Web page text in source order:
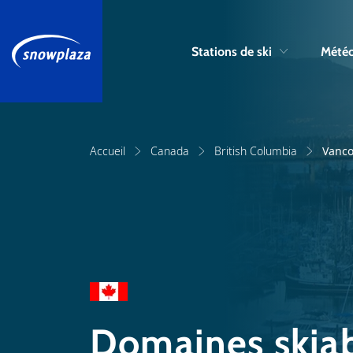
Stations de ski
Accueil Canada British Columbia
Domaines